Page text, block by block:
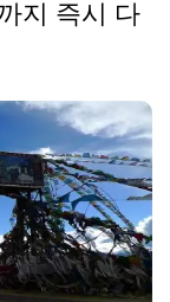
지 즉시 다